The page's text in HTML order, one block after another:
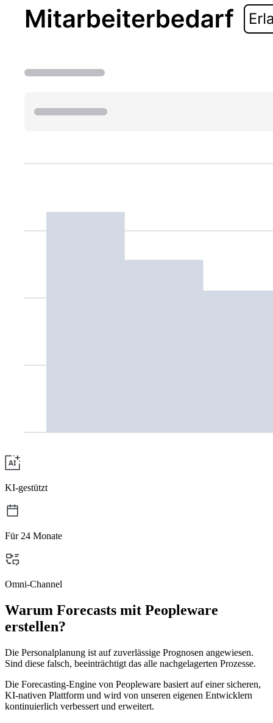
KI-gestützt
Für 24 Monate
Omni-Channel
Warum Forecasts mit Peopleware
erstellen?
Die Personalplanung ist auf zuverlässige Prognosen angewiesen.
Sind diese falsch, beeinträchtigt das alle nachgelagerten Prozesse.
Die Forecasting-Engine von Peopleware basiert auf einer sicheren,
KI-nativen Plattform und wird von unseren eigenen Entwicklern
kontinuierlich verbessert und erweitert.